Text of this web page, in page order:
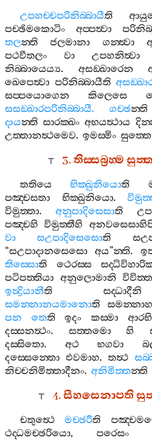
උපහච‍්චපරිනිබ‍්බායීති
පච‍්ඡිමකොටිං
අප‍්පත්‍වා
තලන‍්ති ජලමානා ගන‍්ත්‍වා
පථවීතලං
වා උපහනිත්‍වා
නිබ‍්බායෙය්‍ය. අසඞ‍්ඛාරෙන
ඛෙපෙත්‍වා පරිනිබ‍්බායීති
සප‍්පයොගෙන
කිලෙසෙ
සසඞ‍්ඛාරපරිනිබ‍්බායී.ගච‍්ඡන‍්ති
දායන‍්ති සාරක‍්ඛං අභයත්‍ථාය
උත‍්තානත්‍ථමෙව. ඉමස‍්මිං සුත‍්තෙ
3.තිස‍්සබ්‍රහ‍්ම
තතියෙ භික‍්ඛුනියොති
පඤ‍්චසතා
භික‍්ඛුනියො.
විමුත‍්තා. අනුපාදිසෙසාති
පඤ‍්චහි විමුත‍්තීහි
වා
සඋපාදිසෙසොති
“සඋපාදානසෙසො අය”න‍්ති.
තිස‍්සොති ථෙරස‍්ස
පටිපත‍්තියා අනුලොමානි
ඉන්‍ද්‍රියානීති සද‍්ධාදීනි
සමන‍්නානයමානොති
පන
තෙති ඉදං කස‍්මා ආරභි
දස‍්සනත්‍ථං. සත‍්තමො හි
දස‍්සිතො. අථ භගවා
දස‍්සෙන‍්තො එවමාහ. තත්‍ථ
නිච‍්චනිමිත‍්තාදීනං. අනිමිත‍්තන‍්ති
4.සීහසෙනාපති
චතුත්‍ථෙ මච‍්ඡරීති
ථද‍්ධමච‍්ඡරියො, පරෙසං